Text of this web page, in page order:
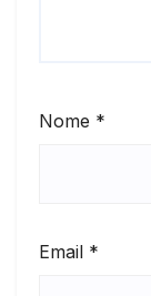
Nome *
Email *